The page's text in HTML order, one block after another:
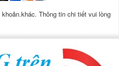
Thông tin chi tiết vui lòng